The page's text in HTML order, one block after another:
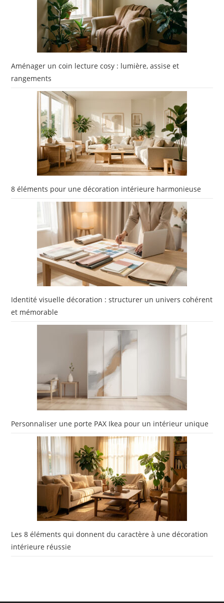
Aménager un coin lecture cosy : lumière, assise et
rangements
8 éléments pour une décoration intérieure harmonieuse
Identité visuelle décoration : structurer un univers cohérent
et mémorable
Personnaliser une porte PAX Ikea pour un intérieur unique
Les 8 éléments qui donnent du caractère à une décoration
intérieure réussie